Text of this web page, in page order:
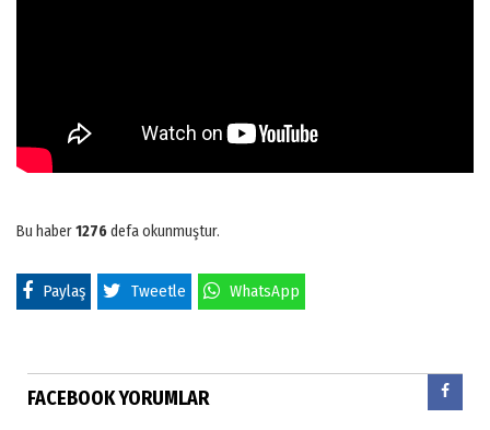
Bu haber1276defa okunmuştur.
Paylaş Tweetle WhatsApp
FACEBOOK YORUMLAR